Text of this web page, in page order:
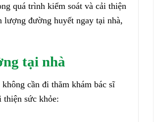
quá trình kiểm soát và cải thiện
lượng đường huyết ngay tại nhà,
tại nhà
cần đi thăm khám bác sĩ
thiện sức khỏe: